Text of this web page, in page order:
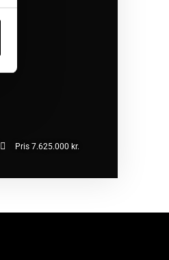
Pris 7.625.000 kr.